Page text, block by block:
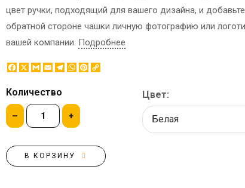
САЛФЕТКИ
САХАР В СТИКАХ
цвет ручки, подходящий для вашего дизайна, и
обратной стороне чашки личную фотографию или
вашей компании. Подробнее
Facebook
X GmailEmailTelegram
WhatsApp
Pinterest
Количество
– +
Цвет:
В КОРЗИНУ